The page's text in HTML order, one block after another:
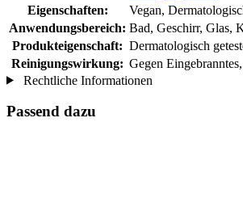
Eigenschaften:
Vegan,
Anwendungsbereich: Bad, Geschirr, Glas,
Produkteigenschaft: Dermatologisch
Reinigungswirkung: Gegen
Rechtliche Informationen
Passend dazu